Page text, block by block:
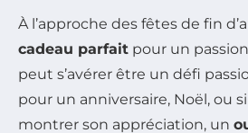
À l’approche des fêtes de fin
cadeau parfait pour un
peut s’avérer être un défi
pour un anniversaire, Noël, ou
montrer son appréciation, un